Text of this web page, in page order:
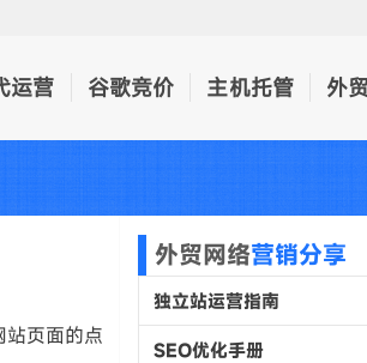
运营 谷歌竞价 主机托管 外
页面的点
外贸网络营销分享
独立站运营指南
SEO优化手册